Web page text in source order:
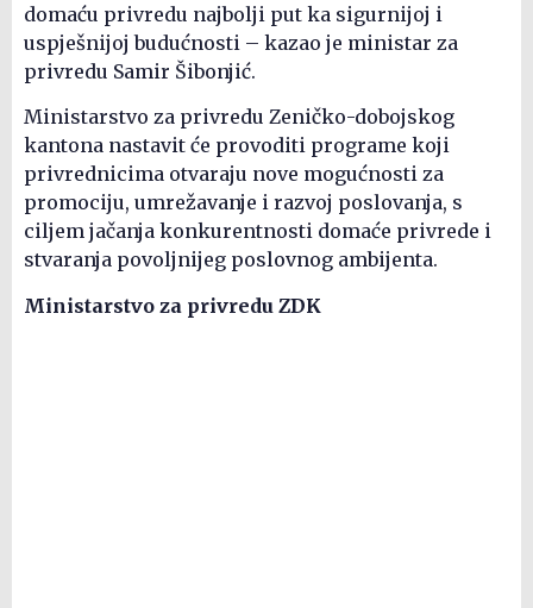
domaću privredu najbolji put ka sigurnijoj i
uspješnijoj budućnosti – kazao je ministar za
privredu Samir Šibonjić.
Ministarstvo za privredu Zeničko-dobojskog
kantona nastavit će provoditi programe koji
privrednicima otvaraju nove mogućnosti za
promociju, umrežavanje i razvoj poslovanja, s
ciljem jačanja konkurentnosti domaće privrede i
stvaranja povoljnijeg poslovnog ambijenta.
Ministarstvo za privredu ZDK